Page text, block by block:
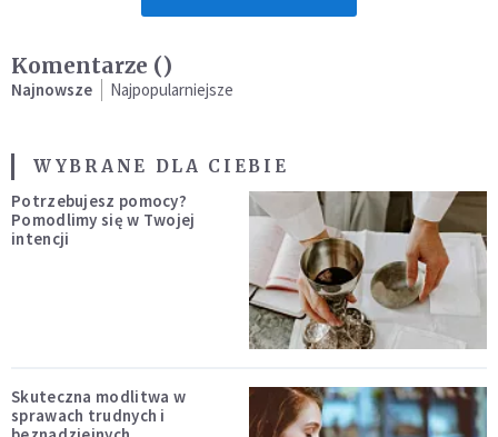
Komentarze ()
Najnowsze Najpopularniejsze
WYBRANE DLA CIEBIE
Potrzebujesz pomocy?
Pomodlimy się w Twojej
intencji
Skuteczna modlitwa w
sprawach trudnych i